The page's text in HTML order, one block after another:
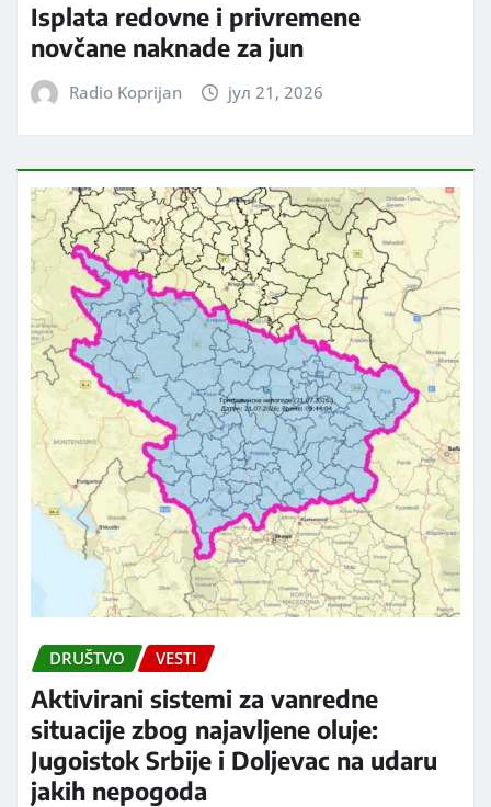
Isplata redovne i privremene
novčane naknade za jun
Radio Koprijan јул 21, 2026
DRUŠTVO VESTI
Aktivirani sistemi za vanredne
situacije zbog najavljene oluje:
Jugoistok Srbije i Doljevac na udaru
jakih nepogoda